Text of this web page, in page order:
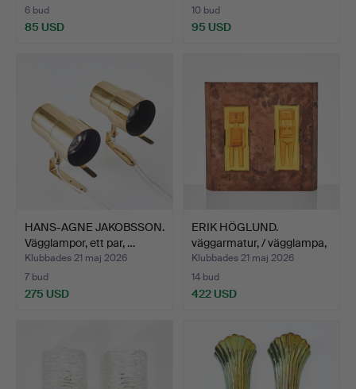
6 bud
85 USD
10 bud
95 USD
HANS-AGNE JAKOBSSON.
Vägglampor, ett par, …
Klubbades 21 maj 2026
7 bud
275 USD
ERIK HÖGLUND.
väggarmatur, / vägglampa,
gl…
Klubbades 21 maj 2026
14 bud
422 USD